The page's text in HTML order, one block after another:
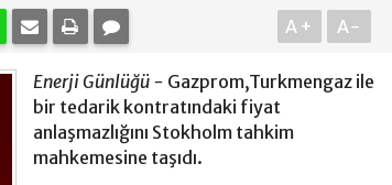
A+ A-
Enerji Günlüğü - Gazprom,Turkmengaz ile
bir tedarik kontratındaki fiyat
anlaşmazlığını Stokholm tahkim
mahkemesine taşıdı.